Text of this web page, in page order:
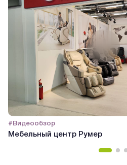
#Видеообзор
Мебельный центр Румер